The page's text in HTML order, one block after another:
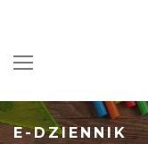
E-DZIENNIK